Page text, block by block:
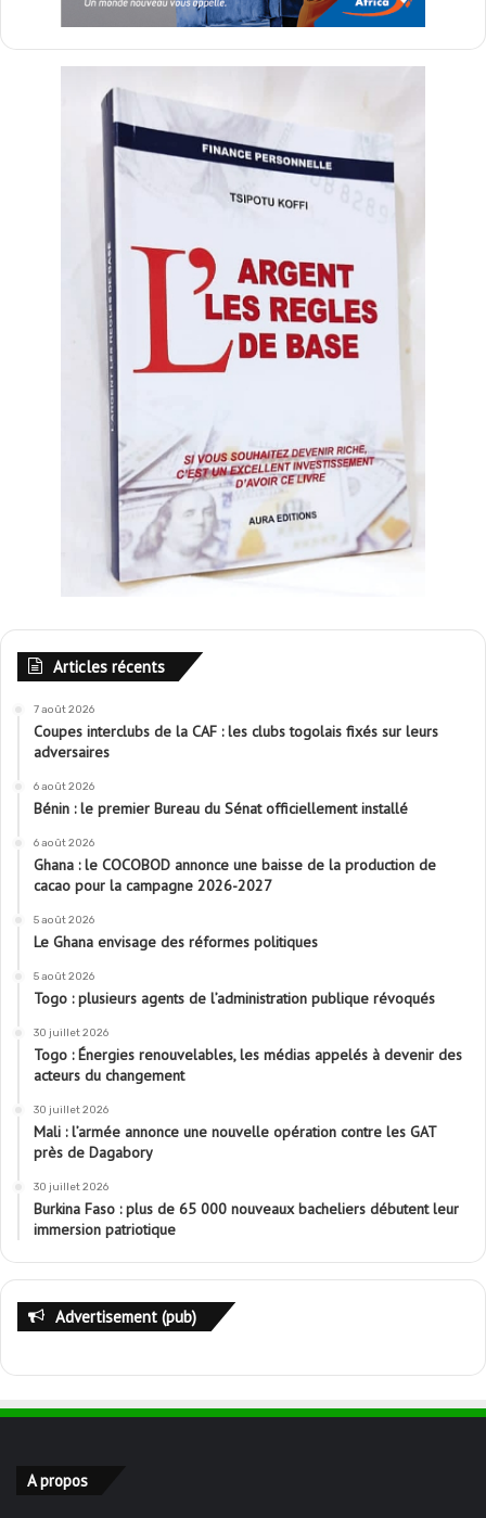
Articles récents
7 août 2026
Coupes interclubs de la CAF : les clubs togolais fixés sur leurs
adversaires
6 août 2026
Bénin : le premier Bureau du Sénat officiellement installé
6 août 2026
Ghana : le COCOBOD annonce une baisse de la production de
cacao pour la campagne 2026-2027
5 août 2026
Le Ghana envisage des réformes politiques
5 août 2026
Togo : plusieurs agents de l’administration publique révoqués
30 juillet 2026
Togo : Énergies renouvelables, les médias appelés à devenir des
acteurs du changement
30 juillet 2026
Mali : l’armée annonce une nouvelle opération contre les GAT
près de Dagabory
30 juillet 2026
Burkina Faso : plus de 65 000 nouveaux bacheliers débutent leur
immersion patriotique
Advertisement (pub)
A propos